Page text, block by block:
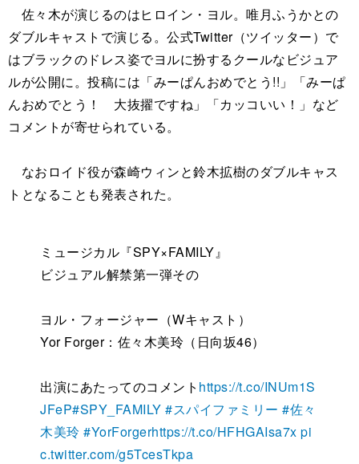
佐々木が演じるのはヒロイン・ヨル。唯月ふうかとの
ダブルキャストで演じる。公式Twitter（ツイッター）で
はブラックのドレス姿でヨルに扮するクールなビジュア
ルが公開に。投稿には「みーぱんおめでとう!!」「みーぱ
んおめでとう！ 大抜擢ですね」「カッコいい！」など
コメントが寄せられている。
なおロイド役が森崎ウィンと鈴木拡樹のダブルキャス
トとなることも発表された。
ミュージカル『SPY×FAMILY』
ビジュアル解禁第一弾その
ヨル・フォージャー（Wキャスト）
Yor Forger：佐々木美玲（日向坂46）
出演にあたってのコメント https://t.co/INUm1S
JFeP#SPY_FAMILY #スパイファミリー #佐々
木美玲 #YorForgerhttps://t.co/HFHGAIsa7x pi
c.twitter.com/g5TcesTkpa